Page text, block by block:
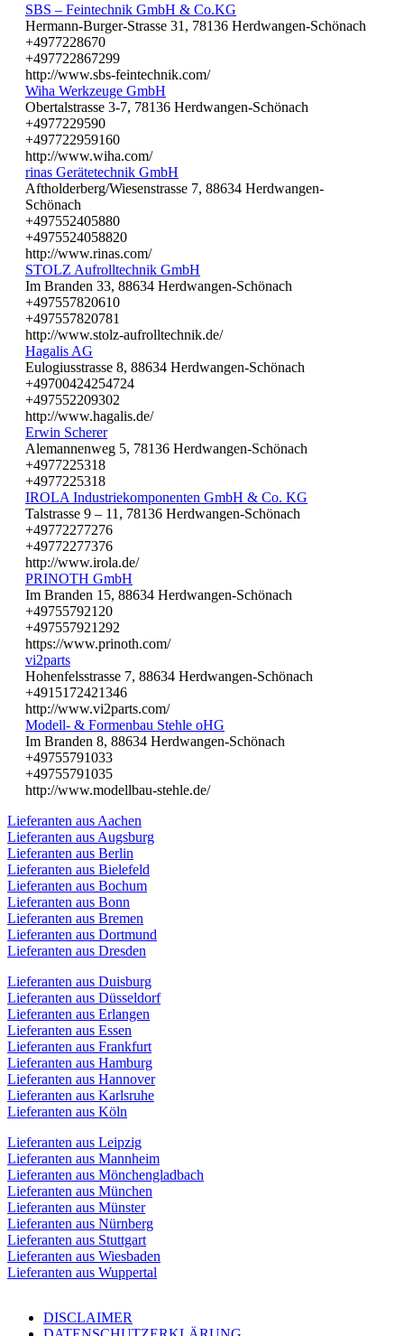
SBS – Feintechnik GmbH & Co.KG
Hermann-Burger-Strasse 31, 78136 Herdwangen-Schönach
+4977228670
+497722867299
http://www.sbs-feintechnik.com/
Wiha Werkzeuge GmbH
Obertalstrasse 3-7, 78136 Herdwangen-Schönach
+4977229590
+497722959160
http://www.wiha.com/
rinas Gerätetechnik GmbH
Aftholderberg/Wiesenstrasse 7, 88634 Herdwangen-
Schönach
+497552405880
+4975524058820
http://www.rinas.com/
STOLZ Aufrolltechnik GmbH
Im Branden 33, 88634 Herdwangen-Schönach
+497557820610
+497557820781
http://www.stolz-aufrolltechnik.de/
Hagalis AG
Eulogiusstrasse 8, 88634 Herdwangen-Schönach
+49700424254724
+497552209302
http://www.hagalis.de/
Erwin Scherer
Alemannenweg 5, 78136 Herdwangen-Schönach
+4977225318
+4977225318
IROLA Industriekomponenten GmbH & Co. KG
Talstrasse 9 – 11, 78136 Herdwangen-Schönach
+49772277276
+49772277376
http://www.irola.de/
PRINOTH GmbH
Im Branden 15, 88634 Herdwangen-Schönach
+49755792120
+497557921292
https://www.prinoth.com/
vi2parts
Hohenfelsstrasse 7, 88634 Herdwangen-Schönach
+4915172421346
http://www.vi2parts.com/
Modell- & Formenbau Stehle oHG
Im Branden 8, 88634 Herdwangen-Schönach
+49755791033
+49755791035
http://www.modellbau-stehle.de/
Lieferanten aus Aachen
Lieferanten aus Augsburg
Lieferanten aus Berlin
Lieferanten aus Bielefeld
Lieferanten aus Bochum
Lieferanten aus Bonn
Lieferanten aus Bremen
Lieferanten aus Dortmund
Lieferanten aus Dresden
Lieferanten aus Duisburg
Lieferanten aus Düsseldorf
Lieferanten aus Erlangen
Lieferanten aus Essen
Lieferanten aus Frankfurt
Lieferanten aus Hamburg
Lieferanten aus Hannover
Lieferanten aus Karlsruhe
Lieferanten aus Köln
Lieferanten aus Leipzig
Lieferanten aus Mannheim
Lieferanten aus Mönchengladbach
Lieferanten aus München
Lieferanten aus Münster
Lieferanten aus Nürnberg
Lieferanten aus Stuttgart
Lieferanten aus Wiesbaden
Lieferanten aus Wuppertal
DISCLAIMER